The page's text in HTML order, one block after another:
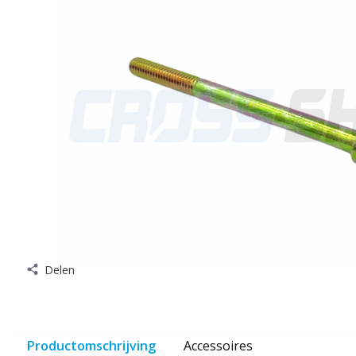
Delen
Productomschrijving Accessoires